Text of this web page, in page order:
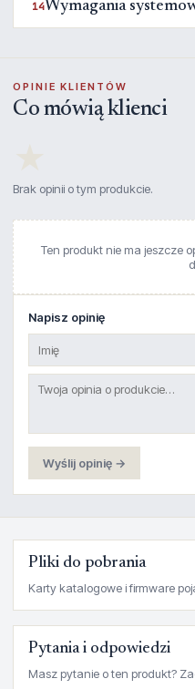
14Wymagania
OPINIE KLIENTÓW
Co mówią klienci
Brak opinii o tym produkcie.
Ten produkt nie ma jeszcze
Napisz opinię
Wyślij opinię →
Pliki do pobrania
Karty katalogowe i firmware
Pytania i odpowiedzi
Masz pytanie o ten produkt?